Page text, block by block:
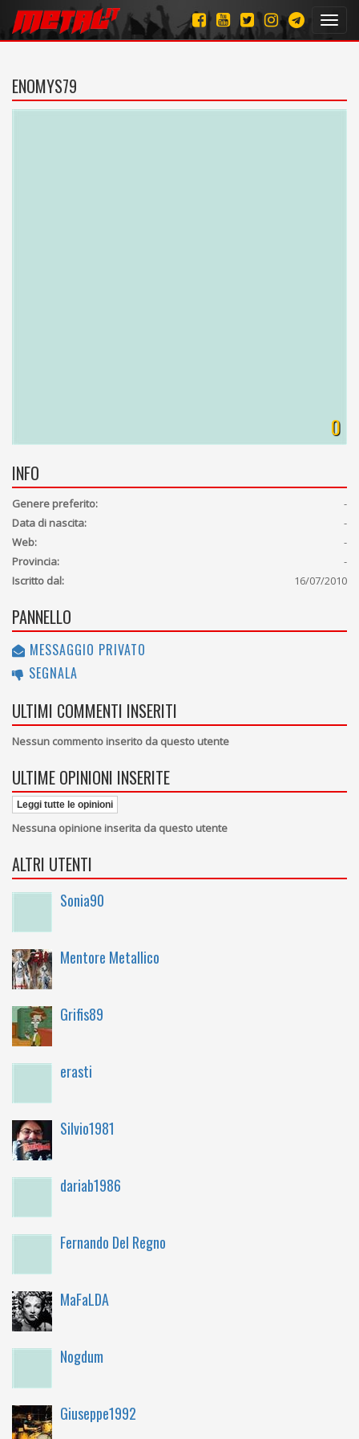
ENOMYS79
0
INFO
Genere preferito:
-
Data di nascita:
-
Web:
-
Provincia:
-
Iscritto dal:
16/07/2010
PANNELLO
MESSAGGIO PRIVATO
SEGNALA
ULTIMI COMMENTI INSERITI
Nessun commento inserito da questo utente
ULTIME OPINIONI INSERITE
Leggi tutte le opinioni
Nessuna opinione inserita da questo utente
ALTRI UTENTI
Sonia90
Mentore Metallico
Grifis89
erasti
Silvio1981
dariab1986
Fernando Del Regno
MaFaLDA
Nogdum
Giuseppe1992